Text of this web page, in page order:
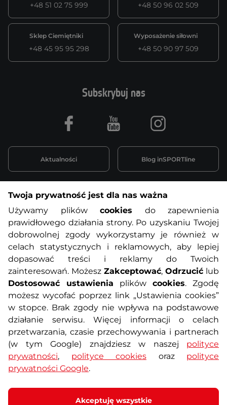
+48 51 02 75 999 +48 50 96 02 509
Sklep Ciemiętniki
+48 45 95 95 298
Wyposażenie siłowni
+48 50 90 97 509
Informacje o zakupach
O nas Regulamin sklepu
Polityka prywatności Koszty przesyłek
Metody płatności Program lojalnościowy
Usługi dodatkowe Reklamacje i serwis
Formularz kontaktowy Wyposażenie siłowni
Subskrybuj nas
Aktualności Blog inSPORTline
Facebook Youtube Instagram
Twoja prywatność jest dla nas ważna
Używamy plików cookies do zapewnienia
prawidłowego działania strony. Po uzyskaniu Twojej
dobrowolnej zgody wykorzystamy je również w
celach statystycznych i reklamowych, aby lepiej
dopasować treści i reklamy do Twoich
zainteresowań. Możesz Zakceptować, Odrzucić lub
Dostosować ustawienia plików cookies. Zgodę
możesz wycofać poprzez link „Ustawienia cookies”
w stopce. Brak zgody nie wpływa na podstawowe
działanie serwisu. Więcej informacji o celach
przetwarzania, czasie przechowywania i partnerach
(w tym Google) znajdziesz w naszej polityce
prywatności, polityce cookies oraz polityce
prywatności Google.
Akceptuję wszystkie